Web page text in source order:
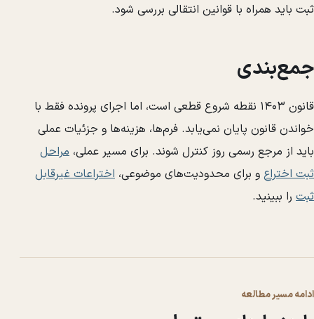
ثبت باید همراه با قوانین انتقالی بررسی شود.
جمع‌بندی
قانون ۱۴۰۳ نقطه شروع قطعی است، اما اجرای پرونده فقط با
خواندن قانون پایان نمی‌یابد. فرم‌ها، هزینه‌ها و جزئیات عملی
باید از مرجع رسمی روز کنترل شوند. برای مسیر عملی، مراحل
ثبت اختراع و برای محدودیت‌های موضوعی، اختراعات غیرقابل
ثبت را ببینید.
ادامه مسیر مطالعه